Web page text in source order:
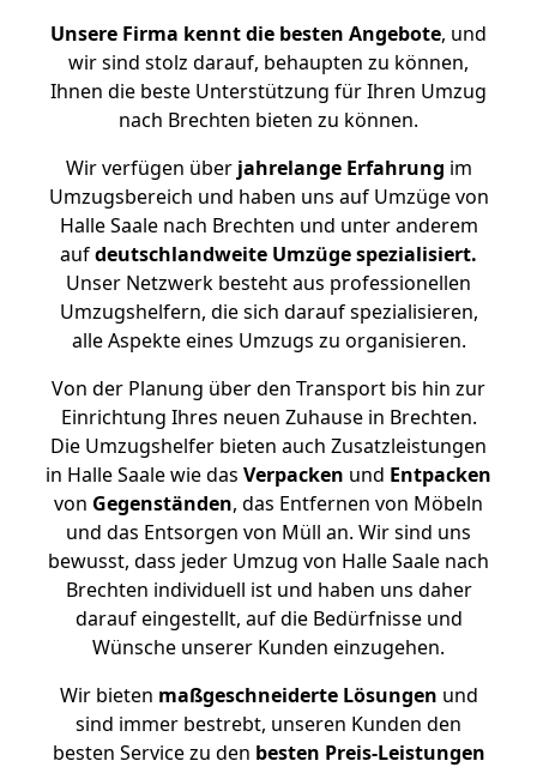
Unsere Firma kennt die besten Angebote, und
wir sind stolz darauf, behaupten zu können,
Ihnen die beste Unterstützung für Ihren Umzug
nach Brechten bieten zu können.
Wir verfügen überjahrelange Erfahrung im
Umzugsbereich und haben uns auf Umzüge von
Halle Saale nach Brechten und unter anderem
aufdeutschlandweite Umzüge spezialisiert.
Unser Netzwerk besteht aus professionellen
Umzugshelfern, die sich darauf spezialisieren,
alle Aspekte eines Umzugs zu organisieren.
Von der Planung über den Transport bis hin zur
Einrichtung Ihres neuen Zuhause in Brechten.
Die Umzugshelfer bieten auch Zusatzleistungen
in Halle Saale wie das Verpacken und Entpacken
von Gegenständen, das Entfernen von Möbeln
und das Entsorgen von Müll an. Wir sind uns
bewusst, dass jeder Umzug von Halle Saale nach
Brechten individuell ist und haben uns daher
darauf eingestellt, auf die Bedürfnisse und
Wünsche unserer Kunden einzugehen.
Wir bieten maßgeschneiderte Lösungen und
sind immer bestrebt, unseren Kunden den
besten Service zu den besten Preis-Leistungen